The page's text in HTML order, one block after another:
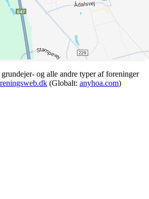
og alle andre typer af foreninger
(Globalt: anyhoa.com)